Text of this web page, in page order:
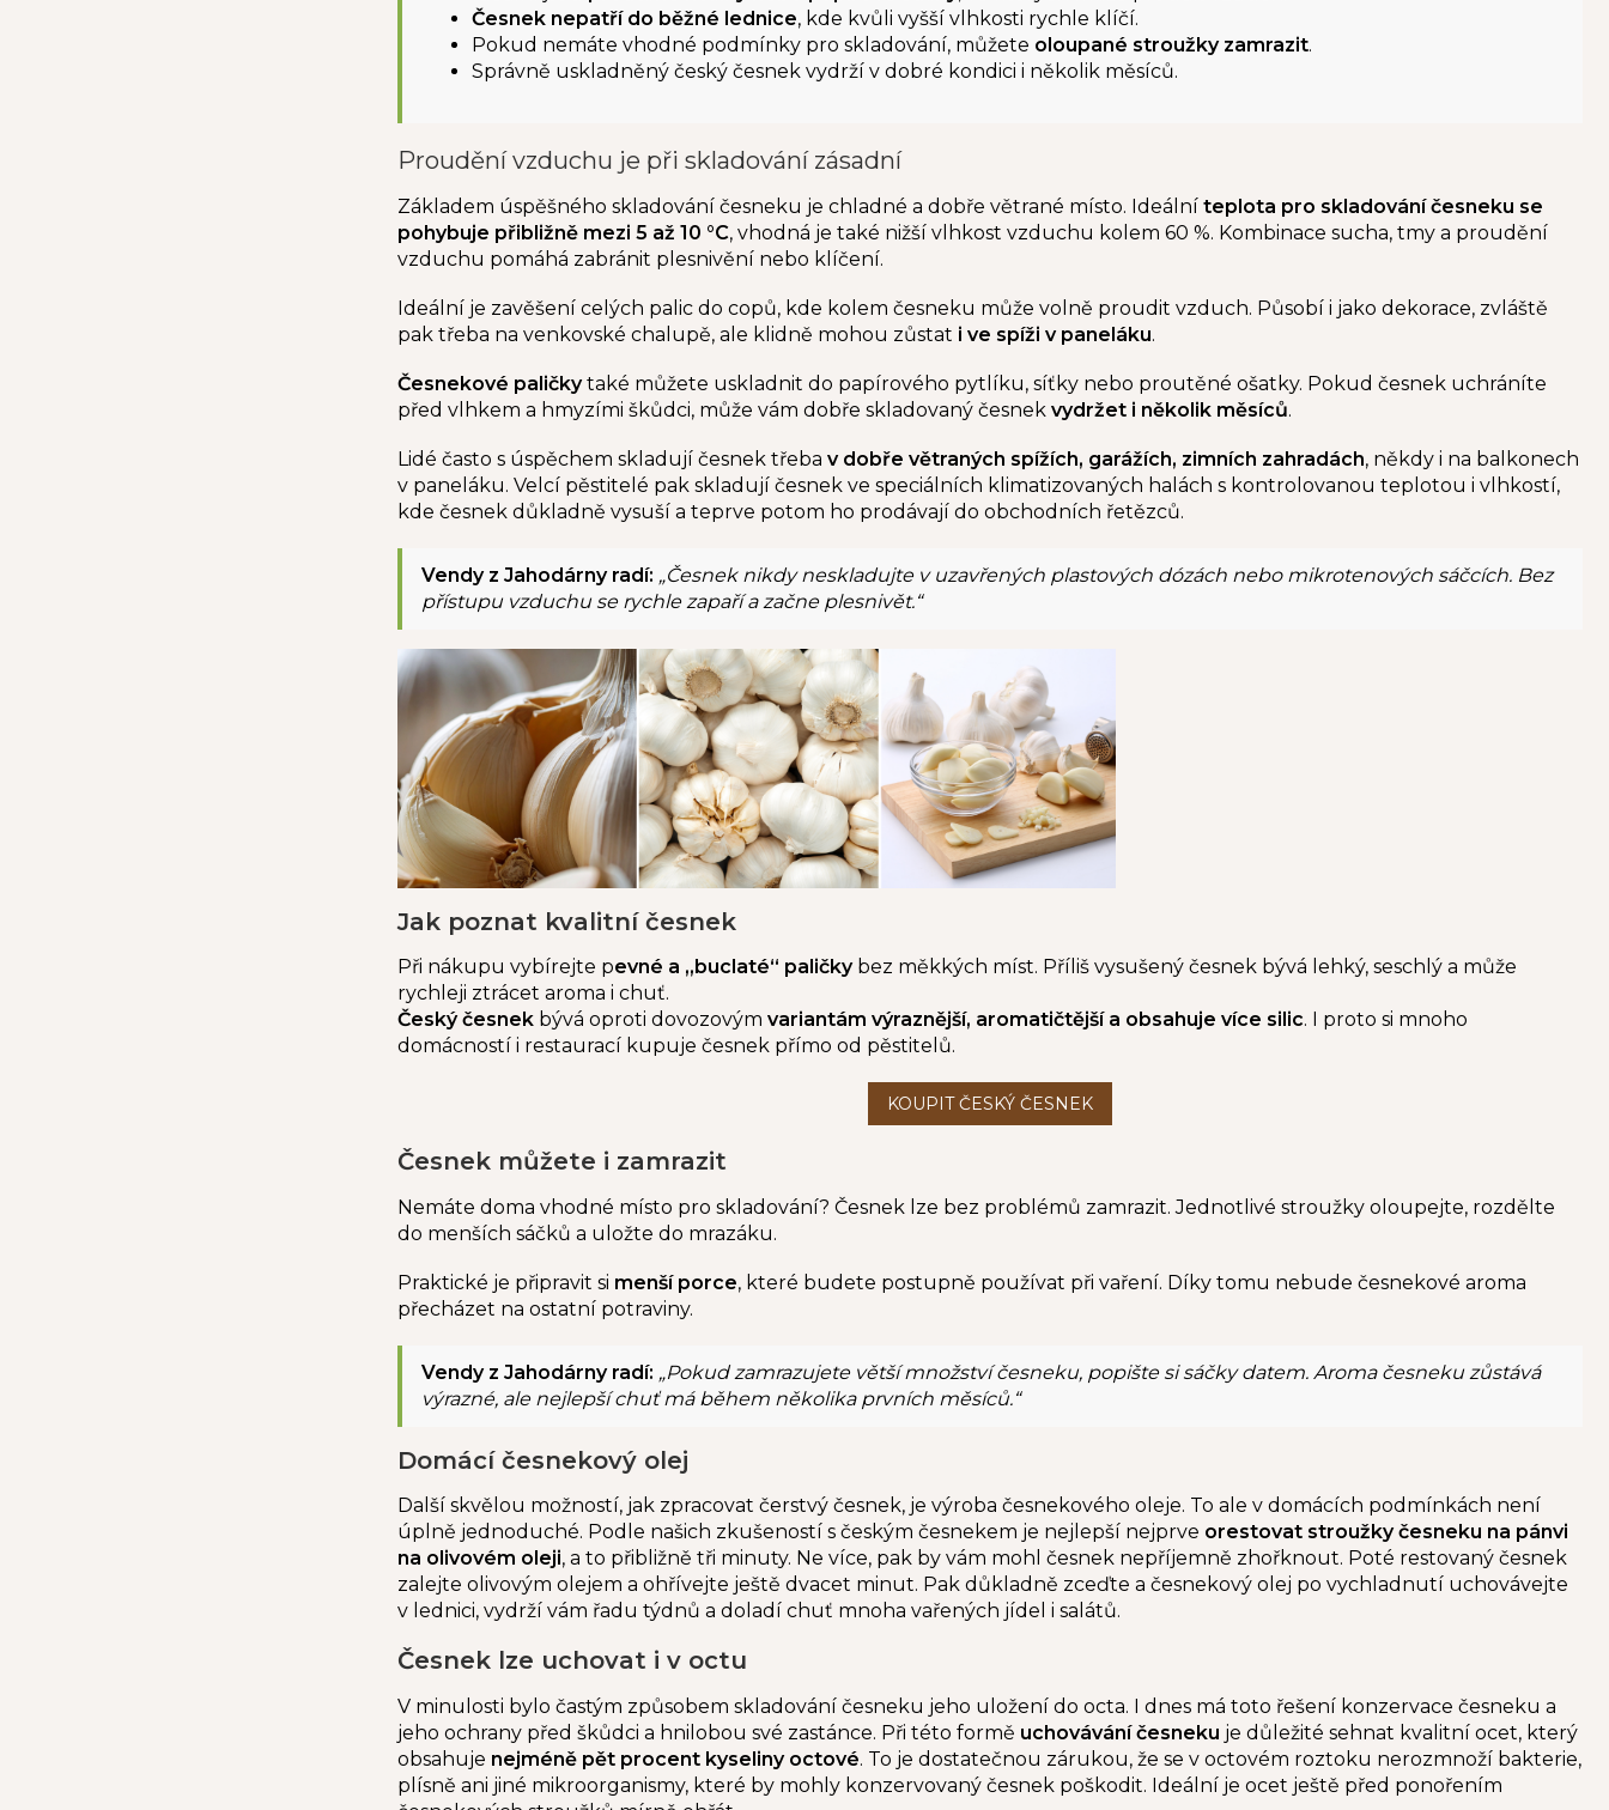
Česnek nepatří do běžné lednice, kde kvůli vyšší vlhkosti rychle klíčí.
Pokud nemáte vhodné podmínky pro skladování, můžete oloupané stroužky zamrazit.
Správně uskladněný český česnek vydrží v dobré kondici i několik měsíců.
Proudění vzduchu je při skladování zásadní
Základem úspěšného skladování česneku je chladné a dobře větrané místo. Ideální teplota pro skladování česneku se
pohybuje přibližně mezi 5 až 10 °C, vhodná je také nižší vlhkost vzduchu kolem 60 %. Kombinace sucha, tmy a proudění
vzduchu pomáhá zabránit plesnivění nebo klíčení.
Ideální je zavěšení celých palic do copů, kde kolem česneku může volně proudit vzduch. Působí i jako dekorace, zvláště
pak třeba na venkovské chalupě, ale klidně mohou zůstat i ve spíži v paneláku.
Česnekové paličkytaké můžete uskladnit do papírového pytlíku, síťky nebo proutěné ošatky. Pokud česnek uchráníte
před vlhkem a hmyzími škůdci, může vám dobře skladovaný česnek vydržet i několik měsíců.
Lidé často s úspěchem skladují česnek třeba v dobře větraných spížích, garážích, zimních zahradách, někdy i na balkonech
v paneláku. Velcí pěstitelé pak skladují česnek ve speciálních klimatizovaných halách s kontrolovanou teplotou i vlhkostí,
kde česnek důkladně vysuší a teprve potom ho prodávají do obchodních řetězců.
Vendy z Jahodárny radí: „Česnek nikdy neskladujte v uzavřených plastových dózách nebo mikrotenových sáčcích. Bez
přístupu vzduchu se rychle zapaří a začne plesnivět.“
Jak poznat kvalitní česnek
Při nákupu vybírejte pevné a „buclaté“ paličkybez měkkých míst. Příliš vysušený česnek bývá lehký, seschlý a může
rychleji ztrácet aroma i chuť.
Český česnek bývá oproti dovozovým variantám výraznější, aromatičtější a obsahuje více silic. I proto si mnoho
domácností i restaurací kupuje česnek přímo od pěstitelů.
Česnek můžete i zamrazit
Nemáte doma vhodné místo pro skladování? Česnek lze bez problémů zamrazit. Jednotlivé stroužky oloupejte, rozdělte
do menších sáčků a uložte do mrazáku.
Praktické je připravit si menší porce, které budete postupně používat při vaření. Díky tomu nebude česnekové aroma
přecházet na ostatní potraviny.
Vendy z Jahodárny radí: „Pokud zamrazujete větší množství česneku, popište si sáčky datem. Aroma česneku zůstává
výrazné, ale nejlepší chuť má během několika prvních měsíců.“
Domácí česnekový olej
Další skvělou možností, jak zpracovat čerstvý česnek, je výroba česnekového oleje. To ale v domácích podmínkách není
úplně jednoduché. Podle našich zkušeností s českým česnekem je nejlepší nejprve orestovat stroužky česneku na pánvi
na olivovém oleji, a to přibližně tři minuty. Ne více, pak by vám mohl česnek nepříjemně zhořknout. Poté restovaný česnek
zalejte olivovým olejem a ohřívejte ještě dvacet minut. Pak důkladně zceďte a česnekový olej po vychladnutí uchovávejte
v lednici, vydrží vám řadu týdnů a doladí chuť mnoha vařených jídel i salátů.
Česnek lze uchovat i v octu
V minulosti bylo častým způsobem skladování česneku jeho uložení do octa. I dnes má toto řešení konzervace česneku a
jeho ochrany před škůdci a hnilobou své zastánce. Při této formě uchovávání česneku je důležité sehnat kvalitní ocet, který
obsahuje nejméně pět procent kyseliny octové. To je dostatečnou zárukou, že se v octovém roztoku nerozmnoží bakterie,
plísně ani jiné mikroorganismy, které by mohly konzervovaný česnek poškodit. Ideální je ocet ještě před ponořením